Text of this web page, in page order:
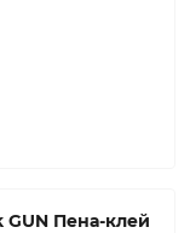
GUN Пена-клей